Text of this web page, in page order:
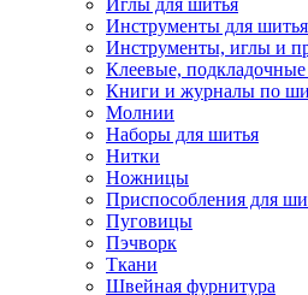
Иглы для шитья
Инструменты для
Инструменты, иглы и
Клеевые,
Книги и журналы по
Молнии
Наборы для шитья
Нитки
Ножницы
Приспособления для
Пуговицы
Пэчворк
Ткани
Швейная фурнитура